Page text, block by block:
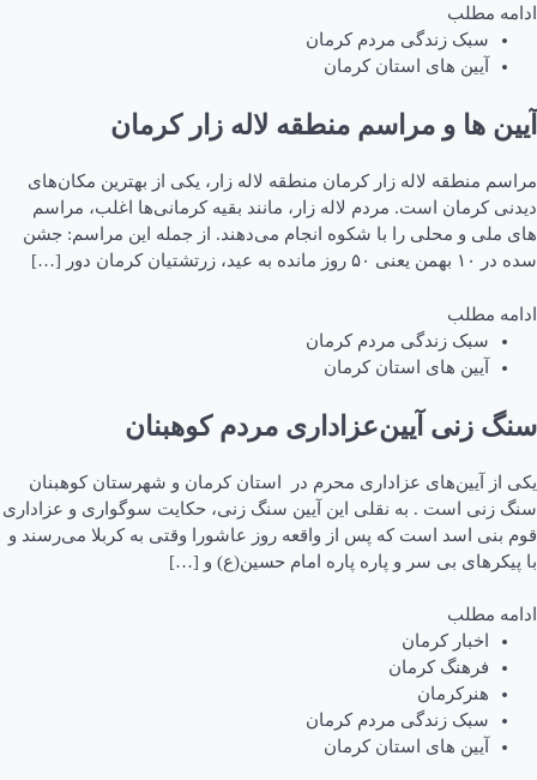
ادامه مطلب
سبک زندگی مردم کرمان
آیین های استان کرمان
آیین ها و مراسم منطقه لاله زار کرمان
مراسم منطقه لاله زار کرمان منطقه لاله زار، یکی از بهترین مکان‌های
دیدنی کرمان است. مردم لاله زار، مانند بقیه کرمانی‌ها اغلب، مراسم
های ملی و محلی را با شکوه انجام می‌دهند. از جمله این مراسم: جشن
سده در ۱۰ بهمن یعنی ۵۰ روز مانده به عید، زرتشتیان کرمان دور […]
ادامه مطلب
سبک زندگی مردم کرمان
آیین های استان کرمان
سنگ زنی آیین‌عزاداری مردم کوهبنان
یکی از آیین‌های عزاداری محرم در استان کرمان و شهرستان کوهبنان
سنگ زنی است . به نقلی این آیین سنگ زنی، حکایت سوگواری و عزاداری
قوم بنی اسد است که پس از واقعه روز عاشورا وقتی به کربلا می‌رسند و
با پیکرهای بی سر و پاره پاره امام حسین(ع) و […]
ادامه مطلب
اخبار کرمان
فرهنگ کرمان
هنرکرمان
سبک زندگی مردم کرمان
آیین های استان کرمان